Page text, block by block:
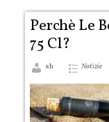
Perchè Le
75 Cl?
sh Notizie